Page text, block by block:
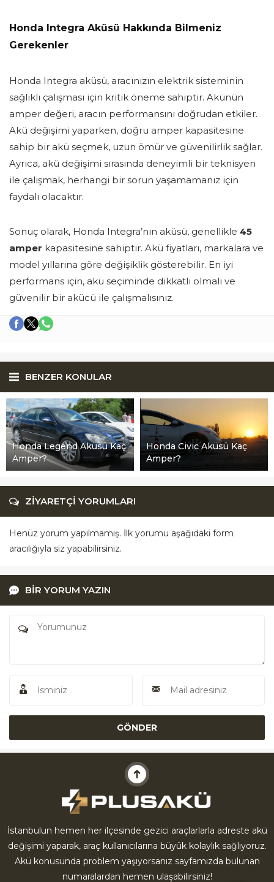
Honda Integra Aküsü Hakkında Bilmeniz
Gerekenler
Honda Integra aküsü, aracınızın elektrik sisteminin
sağlıklı çalışması için kritik öneme sahiptir. Akünün
amper değeri, aracın performansını doğrudan etkiler.
Akü değişimi yaparken, doğru amper kapasitesine
sahip bir akü seçmek, uzun ömür ve güvenilirlik sağlar.
Ayrıca, akü değişimi sırasında deneyimli bir teknisyen
ile çalışmak, herhangi bir sorun yaşamamanız için
faydalı olacaktır.
Sonuç olarak, Honda Integra’nın aküsü, genellikle 45
amper kapasitesine sahiptir. Akü fiyatları, markalara ve
model yıllarına göre değişiklik gösterebilir. En iyi
performans için, akü seçiminde dikkatli olmalı ve
güvenilir bir akücü ile çalışmalısınız.
BENZER KONULAR
Honda Legend Aküsü Kaç
Amper?
Honda Civic Aküsü Kaç
Amper?
ZİYARETÇİ YORUMLARI
Henüz yorum yapılmamış. İlk yorumu aşağıdaki form
aracılığıyla siz yapabilirsiniz.
BİR YORUM YAZIN
Cevap Yaz
İstanbulun hemen her ilçesinde gezici araçlarlarla adreste akü
değişimi yaparak, araç kullanıcılarına büyük kolaylık sağlıyoruz.
Akü konusunda problem yaşıyorsanız sayfamızda bulunan
numaralardan hemen ulaşabilirsiniz!